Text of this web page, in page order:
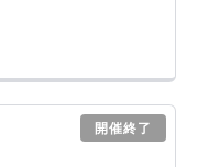
開催終了